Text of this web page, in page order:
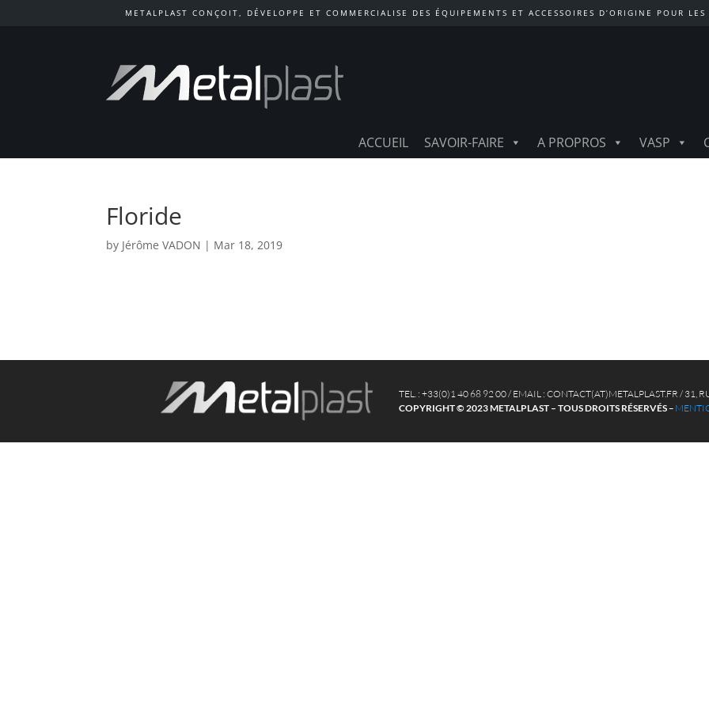
METALPLAST CONÇOIT, DÉVELOPPE ET COMMERCIALISE DES ÉQUIPEMENTS ET ACCESSOIRES D’ORIGINE POUR
ACCUEIL SAVOIR-FAIRE A PROPROS VASP
Floride
by Jérôme VADON | Mar 18, 2019
TEL. : +33(0)1 40 68 92 00 / EMAIL : CONTACT(AT)METALPLAST.FR / 31,
COPYRIGHT © 2023 METALPLAST – TOUS DROITS RÉSERVÉS–